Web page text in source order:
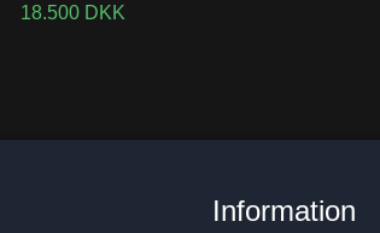
18.500 DKK
Information